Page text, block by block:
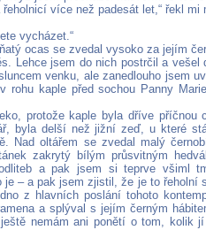
více než padesát let,“ řekl mi
vycházet.“
ocas se zvedal vysoko za jejím
Lehce jsem do nich postrčil a vešel
venku, ale zanedlouho jsem
kaple před sochou Panny
protože kaple byla dříve příčnou
byla delší než jižní zeď, u které
Nad oltářem se zvedal malý
zakrytý bílým průsvitným
a pak jsem si teprve všiml
– a pak jsem zjistil, že je to řeholní
z hlavních poslání tohoto
a splýval s jejím černým
nemám ani ponětí o tom, kolik